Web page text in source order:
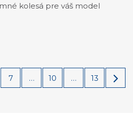
kolesá pre váš model
7 … 10 … 13